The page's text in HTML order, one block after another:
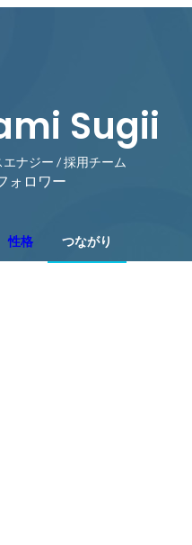
Sugii
ナジー / 採用チーム
ォロワー
性格 つながり